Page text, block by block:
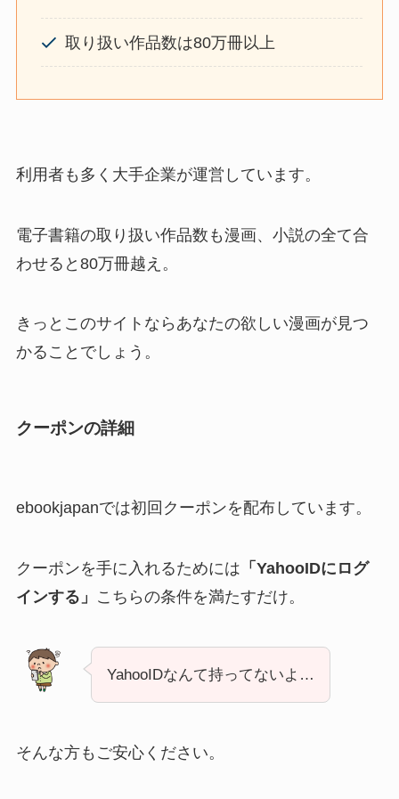
取り扱い作品数は80万冊以上
利用者も多く大手企業が運営しています。
電子書籍の取り扱い作品数も漫画、小説の全て合
わせると80万冊越え。
きっとこのサイトならあなたの欲しい漫画が見つ
かることでしょう。
クーポンの詳細
ebookjapanでは初回クーポンを配布しています。
クーポンを手に入れるためには 「YahooIDにログ
インする」 こちらの条件を満たすだけ。
YahooIDなんて持ってないよ…
そんな方もご安心ください。